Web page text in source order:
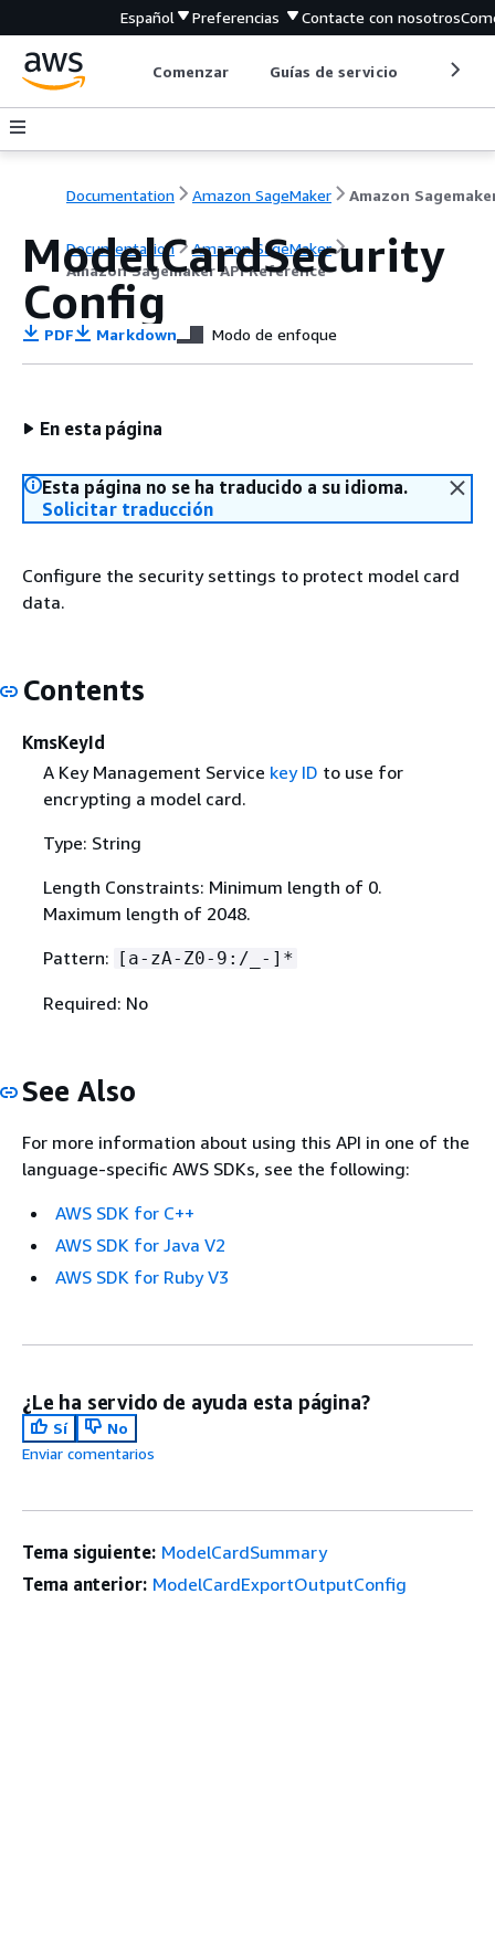
Español Preferencias Contacte con nosotros
Comenzar Guías de servicio
Documentation Amazon SageMaker
Documentation
Amazon SageMaker
Amazon Sagemaker API Reference
ModelCardSecurity
Config
PDF Markdown Modo de enfoque
En esta página
Esta página no se ha traducido a su idioma.
Solicitar traducción
Configure the security settings to protect model card
data.
Contents
KmsKeyId
A Key Management Service key ID to use for
encrypting a model card.
Type: String
Length Constraints: Minimum length of 0.
Maximum length of 2048.
Pattern: [a-zA-Z0-9:/_-]*
Required: No
See Also
For more information about using this API in one of the
language-specific AWS SDKs, see the following:
AWS SDK for C++
AWS SDK for Java V2
AWS SDK for Ruby V3
¿Le ha servido de ayuda esta página?
Sí
No
Enviar comentarios
Tema siguiente: ModelCardSummary
Tema anterior: ModelCardExportOutputConfig